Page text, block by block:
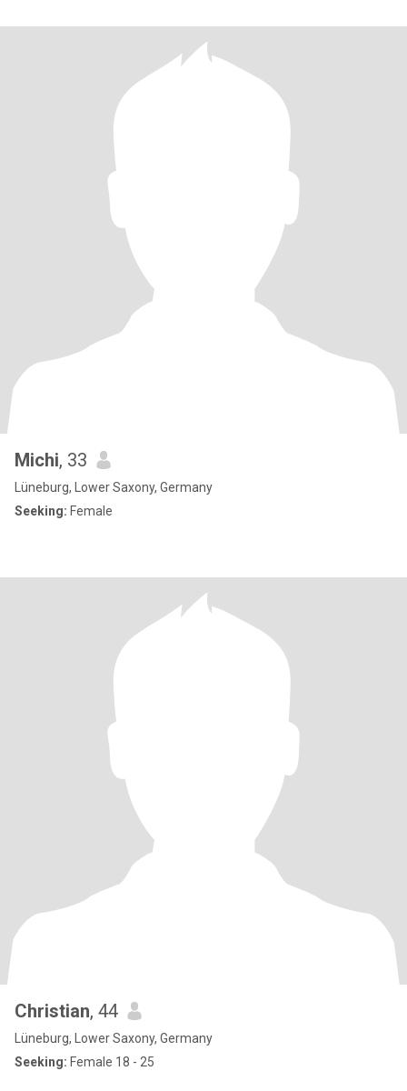
Michi, 33
Lüneburg, Lower Saxony, Germany
Seeking: Female
Christian, 44
Lüneburg, Lower Saxony, Germany
Seeking: Female 18 - 25